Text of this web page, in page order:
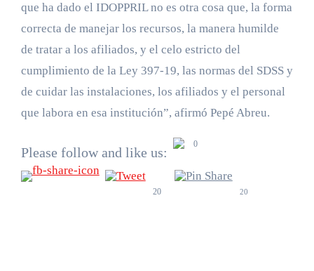
que ha dado el IDOPPRIL no es otra cosa que, la forma
correcta de manejar los recursos, la manera humilde
de tratar a los afiliados, y el celo estricto del
cumplimiento de la Ley 397-19, las normas del SDSS y
de cuidar las instalaciones, los afiliados y el personal
que labora en esa institución”, afirmó Pepé Abreu.
Please follow and like us:
0
20 20